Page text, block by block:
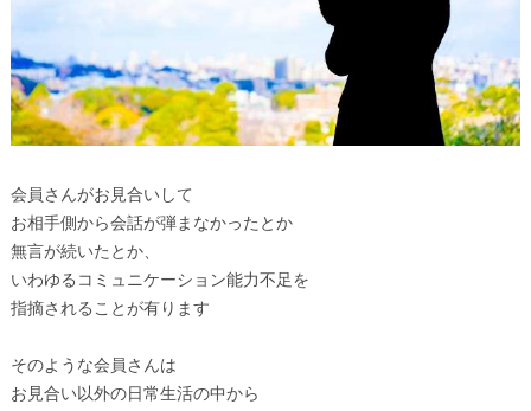
会員さんがお見合いして
お相手側から会話が弾まなかったとか
無言が続いたとか、
いわゆるコミュニケーション能力不足を
指摘されることが有ります
そのような会員さんは
お見合い以外の日常生活の中から